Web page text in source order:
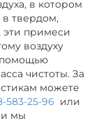
в котором
твердом,
эти примеси
воздуху
помощью
чистоты. За
можете
583-25-96 или
и мы